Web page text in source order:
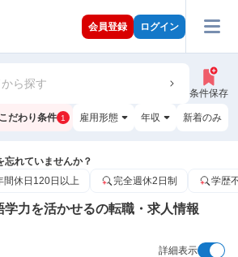
会員登録 ログイン
ら探す
条件保存
こだわり条件 1 雇用形態 年収 新着のみ
忘れていませんか？
間休日120日以上 完全週休2日制 学歴
力を活かせるの転職・求人情報
詳細表示